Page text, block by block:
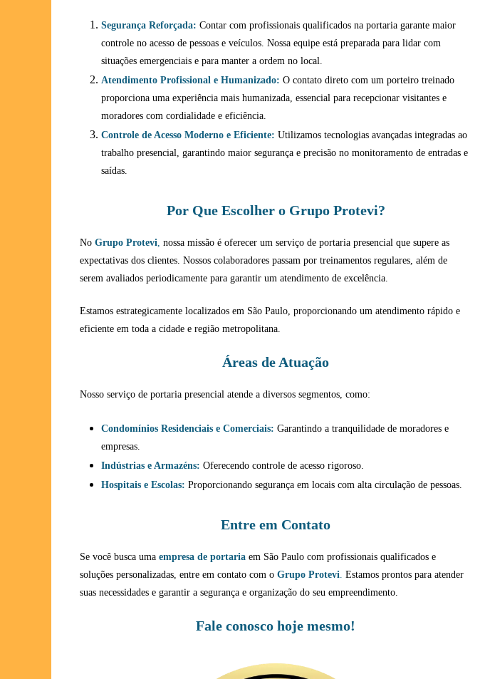
Segurança Reforçada: Contar com profissionais qualificados na portaria garante maior
controle no acesso de pessoas e veículos. Nossa equipe está preparada para lidar com
situações emergenciais e para manter a ordem no local.
Atendimento Profissional e Humanizado: O contato direto com um porteiro treinado
proporciona uma experiência mais humanizada, essencial para recepcionar visitantes e
moradores com cordialidade e eficiência.
Controle de Acesso Moderno e Eficiente: Utilizamos tecnologias avançadas integradas ao
trabalho presencial, garantindo maior segurança e precisão no monitoramento de entradas e
saídas.
Por Que Escolher o Grupo Protevi?
No Grupo Protevi, nossa missão é oferecer um serviço de portaria presencial que supere as
expectativas dos clientes. Nossos colaboradores passam por treinamentos regulares, além de
serem avaliados periodicamente para garantir um atendimento de excelência.
Estamos estrategicamente localizados em São Paulo, proporcionando um atendimento rápido e
eficiente em toda a cidade e região metropolitana.
Áreas de Atuação
Nosso serviço de portaria presencial atende a diversos segmentos, como:
Condomínios Residenciais e Comerciais: Garantindo a tranquilidade de moradores e
empresas.
Indústrias e Armazéns: Oferecendo controle de acesso rigoroso.
Hospitais e Escolas: Proporcionando segurança em locais com alta circulação de pessoas.
Entre em Contato
Se você busca uma empresa de portaria em São Paulo com profissionais qualificados e
soluções personalizadas, entre em contato com o Grupo Protevi. Estamos prontos para atender
suas necessidades e garantir a segurança e organização do seu empreendimento.
Fale conosco hoje mesmo!